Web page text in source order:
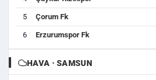
5 Çorum Fk
6 Erzurumspor Fk
HAVA · SAMSUN